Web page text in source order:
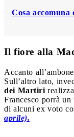
Cosa accomuna
Il fiore alla
Accanto
Sull’altro lato,
dei Martiri
Francesco porrà
di alcuni ex voto
aprile).